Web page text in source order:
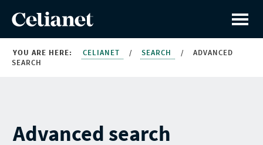
YOU ARE HERE: CELIANET / SEARCH /
ADVANCED
SEARCH
Advanced search